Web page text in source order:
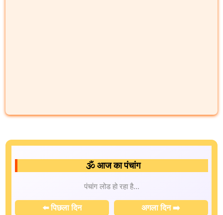
🕉️ आज का पंचांग
पंचांग लोड हो रहा है...
⬅️ पिछला दिन अगला दिन ➡️